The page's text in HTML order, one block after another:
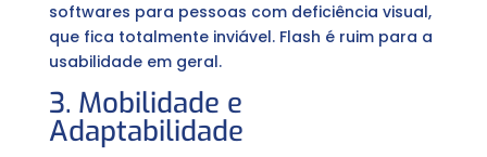
softwares para pessoas com deficiência visual,
que fica totalmente inviável. Flash é ruim para a
usabilidade em geral.
3. Mobilidade e
Adaptabilidade